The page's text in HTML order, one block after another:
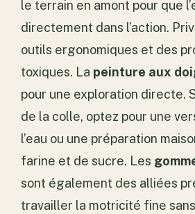
le terrain en amont pour que
directement dans l’action.
outils ergonomiques et des
toxiques. La peinture aux
pour une exploration directe.
de la colle, optez pour une
l’eau ou une préparation
farine et de sucre. Les
sont également des alliées
travailler la motricité fine